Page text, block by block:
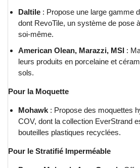
Daltile : Propose une large gamme
dont RevoTile, un système de pose
soi-même.
American Olean, Marazzi, MSI :
leurs produits en porcelaine et
sols.
Pour la Moquette
Mohawk : Propose des moquettes
COV, dont la collection EverStrand
bouteilles plastiques recyclées.
Pour le Stratifié Imperméable